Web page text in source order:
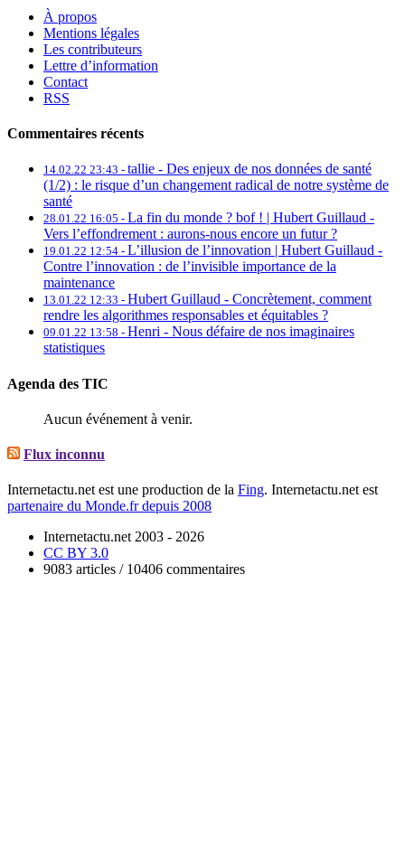
À propos
Mentions légales
Les contributeurs
Lettre d’information
Contact
RSS
Commentaires récents
14.02.22 23:43 - tallie - Des enjeux de nos données de santé
(1/2) : le risque d’un changement radical de notre système de
santé
28.01.22 16:05 - La fin du monde ? bof ! | Hubert Guillaud -
Vers l’effondrement : aurons-nous encore un futur ?
19.01.22 12:54 - L’illusion de l’innovation | Hubert Guillaud -
Contre l’innovation : de l’invisible importance de la
maintenance
13.01.22 12:33 - Hubert Guillaud - Concrètement, comment
rendre les algorithmes responsables et équitables ?
09.01.22 13:58 - Henri - Nous défaire de nos imaginaires
statistiques
Agenda des TIC
Aucun événement à venir.
Flux inconnu
Internetactu.net est une production de la Fing. Internetactu.net est
partenaire du Monde.fr depuis 2008
Internetactu.net 2003 - 2026
CC BY 3.0
9083 articles / 10406 commentaires